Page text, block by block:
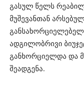
გასულ წელს
მუშევანთან
ადგილობრივი
განხორციელდა და
შეადგენა.